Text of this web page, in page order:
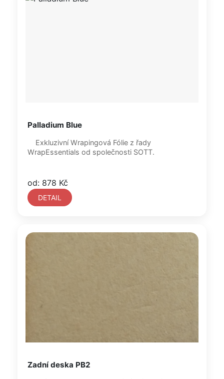
Palladium Blue
WrapEssentials od společnosti SOTT.
od: 878 Kč
DETAIL
Zadní deska PB2